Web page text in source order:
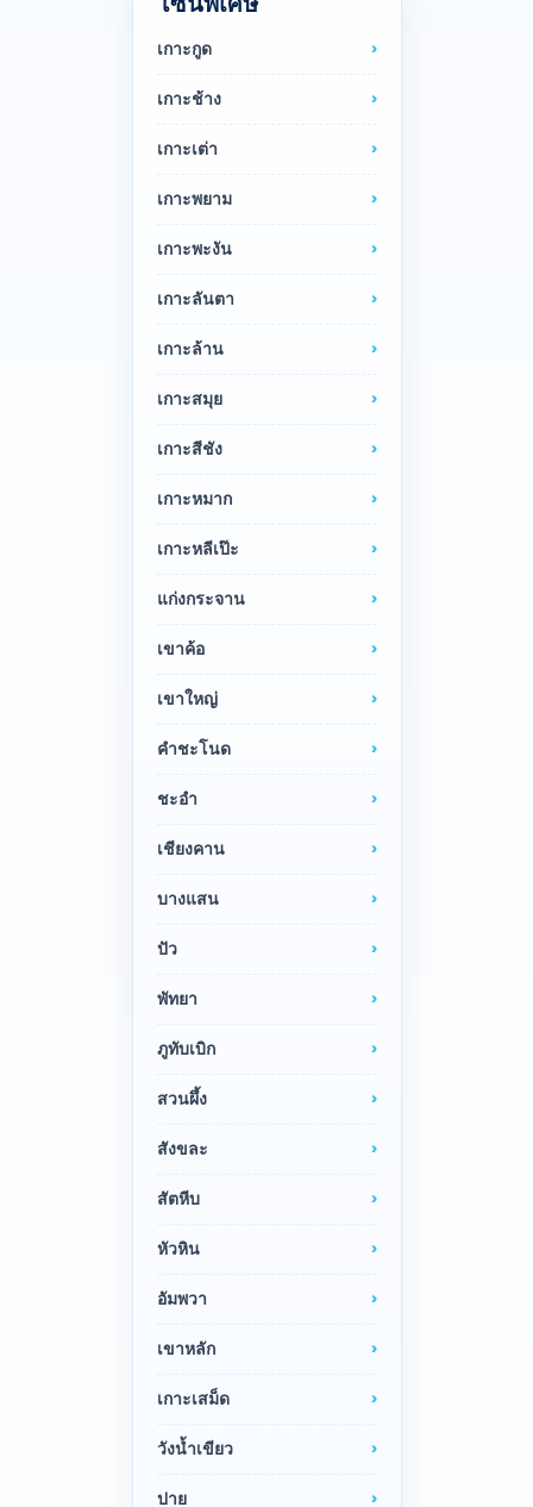
เกาะกูด
เกาะช้าง
เกาะเต่า
เกาะพยาม
เกาะพะงัน
เกาะลันตา
เกาะล้าน
เกาะสมุย
เกาะสีชัง
เกาะหมาก
เกาะหลีเป๊ะ
แก่งกระจาน
เขาค้อ
เขาใหญ่
คำชะโนด
ชะอำ
เชียงคาน
บางแสน
ปัว
พัทยา
ภูทับเบิก
สวนผึ้ง
สังขละ
สัตหีบ
หัวหิน
อัมพวา
เขาหลัก
เกาะเสม็ด
วังน้ำเขียว
ปาย